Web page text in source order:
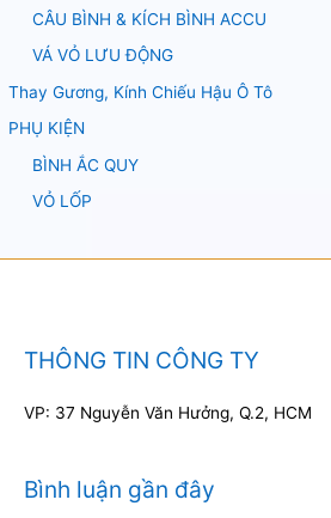
CÂU BÌNH & KÍCH BÌNH ACCU
VÁ VỎ LƯU ĐỘNG
Thay Gương, Kính Chiếu Hậu Ô Tô
PHỤ KIỆN
BÌNH ẮC QUY
VỎ LỐP
THÔNG TIN CÔNG TY
VP: 37 Nguyễn Văn Hưởng, Q.2, HCM
Bình luận gần đây